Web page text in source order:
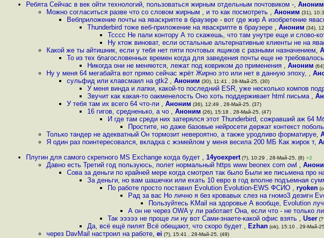
Ребята Сейчас в век ойти технологий, пользоваться жирным отдельным почтовиком -, Аноним
Можно согласиться разве что со словом жирным , и то как посмотреть , Аноним (31),
Вебприложение почты на яваскрипте в браузере - вот где жир А изобретение
Thunderbird тоже веб-приложение на яваскрипте в браузере , Аноним (34),
Тсссс Не пали контору А то скажешь, что там унутре еще и слово-
Ну ктож виноват, если остальные альтернативные клиенты не на
Какой же ты айтишник, если у тебя нет пяти почтовых ящиков с разными назначением,
То из тех благословенных времен когда для заведения почты еще не
Никогда они не меняются, лежат под ковриком до применения , Аноним
Ну у меня 64 мегабайта вот прямо сейчас жрёт Жирно это или нет в данную эпоху, ,
сульфид или клавсмаил на gtk2 , Аноним (30), 11:41 , 28-Май-25, (30)
У меня винда и лапки, какой-то последний ESR, уже несколько компов
Звучит как какая-то оакменелость Оно хоть поддерживает html письма ,
У тебя там их всего 64 что-ли , Аноним (36), 12:49 , 28-Май-25, (37)
16 гигов, средненько, а чо , Аноним (26), 15:18 , 28-Май-25, (47)
И где там среди них затерялся этот Thunderbird, сожравший аж 64
Простите, но даже базовые нейросети держат контекст
Только тандер не адекватный Он тормозит невероятно, а также уродливо форматируе,
Я один раз поинтересовался, вкладка с жэмейлом у меня весила 200 МБ Как жирок т,
Плугин для самого скрепного MS Exchange когда будет , 14yoexpert (?), 10:29 , 28-Май-25, (8) +2
Давно есть Третий год пользуюсь, полет нормальный https www beonex com owl ,
Сова за деньги по крайней мере когда смотрел так было Были же письмена про
За деньги, но вам шашечки или ехать 10 евро в год вполне подъемная
По работе просто поставил Evolution Evolution-EWS ФСИО , ryoken
Рад за вас Но лично я без кровавых слез на гномо3 дезигн
Пользуйтесь KMail на здоровье А вообще, Evolution
А он не через OWA у ли работает Она, если что - не только
Так эээээ не проще ли ну вот Сами-знаете-какой офис взять , User
Да, всё ещё пилят Всё обещают, что скоро будет , Ezhan (ok), 15:10 , 29-Май-
через DavMail настроил на работе, ei (?), 15:41 , 28-Май-25, (49)